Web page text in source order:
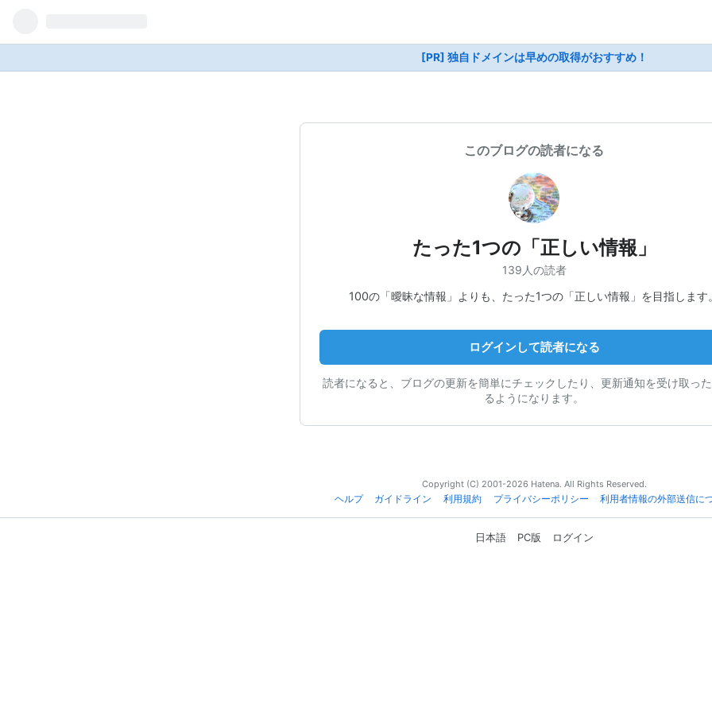
[PR] 独自ドメインは早めの取得がおすすめ！
このブログの読者になる
たった1つの「正しい情報」
139人の読者
100の「曖昧な情報」よりも、たった1つの「正しい情報」を目指します
ログインして読者になる
読者になると、ブログの更新を簡単にチェックしたり、更新通知を受け取っ
るようになります。
Copyright (C) 2001-2026 Hatena. All Rights Reserved.
ヘルプ
ガイドライン 利用規約 プライバシーポリシー 利用者情報の外部送信に
日本語 PC版 ログイン